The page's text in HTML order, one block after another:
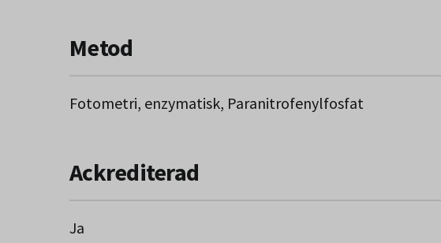
tillskott av placentafosfatas.
Metod
Fotometri, enzymatisk, Paranitrofenylfosfat
Ackrediterad
Ja